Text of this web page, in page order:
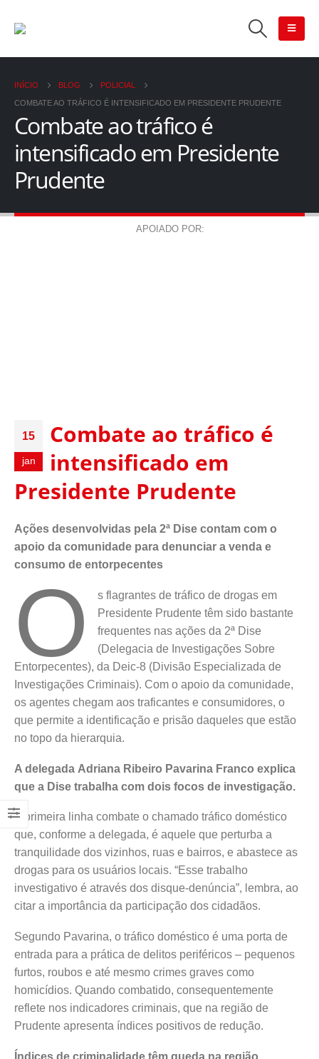
INÍCIO BLOG POLICIAL
COMBATE AO TRÁFICO É INTENSIFICADO EM PRESIDENTE PRUDENTE
Combate ao tráfico é
intensificado em Presidente
Prudente
APOIADO POR:
15
jan
Combate ao tráfico é
intensificado em
Presidente Prudente
Ações desenvolvidas pela 2ª Dise contam com o
apoio da comunidade para denunciar a venda e
consumo de entorpecentes
O
s flagrantes de tráfico de drogas em
Presidente Prudente têm sido bastante
frequentes nas ações da 2ª Dise
(Delegacia de Investigações Sobre
Entorpecentes), da Deic-8 (Divisão Especializada de
Investigações Criminais). Com o apoio da comunidade,
os agentes chegam aos traficantes e consumidores, o
que permite a identificação e prisão daqueles que estão
no topo da hierarquia.
A delegada Adriana Ribeiro Pavarina Franco explica
que a Dise trabalha com dois focos de investigação.
A primeira linha combate o chamado tráfico doméstico
que, conforme a delegada, é aquele que perturba a
tranquilidade dos vizinhos, ruas e bairros, e abastece as
drogas para os usuários locais. “Esse trabalho
investigativo é através dos disque-denúncia”, lembra, ao
citar a importância da participação dos cidadãos.
Segundo Pavarina, o tráfico doméstico é uma porta de
entrada para a prática de delitos periféricos – pequenos
furtos, roubos e até mesmo crimes graves como
homicídios. Quando combatido, consequentemente
reflete nos indicadores criminais, que na região de
Prudente apresenta índices positivos de redução.
Índices de criminalidade têm queda na região